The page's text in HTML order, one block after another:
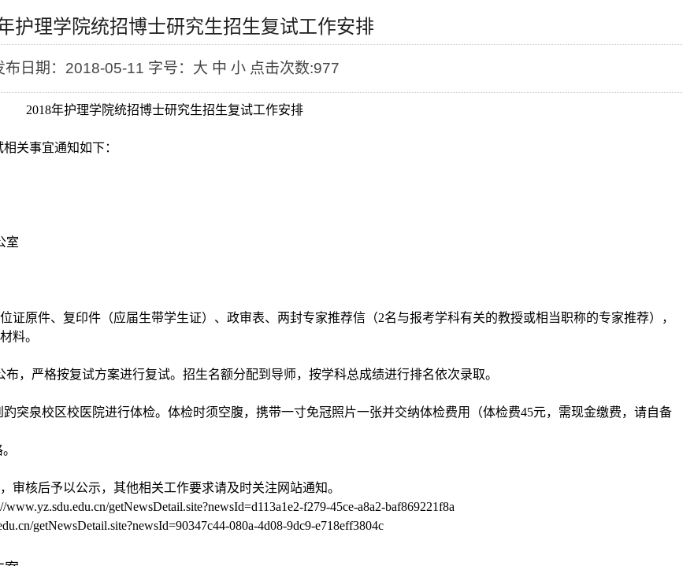
护理学院统招博士研究生招生复试工作安排
布日期：2018-05-11 字号：大 中 小 点击次数:977
2018年护理学院统招博士研究生招生复试工作安排
关事宜通知如下：
室
证原件、复印件（应届生带学生证）、政审表、两封专家推荐信（2名与报考学科有关的教授或相当职称的专家推荐），
料。
，严格按复试方案进行复试。招生名额分配到导师，按学科总成绩进行排名依次录取。
趵突泉校区校医院进行体检。体检时须空腹，携带一寸免冠照片一张并交纳体检费用（体检费45元，需现金缴费，请自备
核后予以公示，其他相关工作要求请及时关注网站通知。
www.yz.sdu.edu.cn/getNewsDetail.site?newsId=d113a1e2-f279-45ce-a8a2-baf869221f8a
getNewsDetail.site?newsId=90347c44-080a-4d08-9dc9-e718eff3804c